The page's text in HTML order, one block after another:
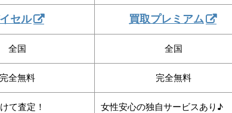
セル 買取プレミアム
全国 全国
完全無料 完全無料
て査定！ 女性安心の独自サービスあり♪